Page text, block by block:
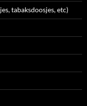
tabaksdoosjes, etc)